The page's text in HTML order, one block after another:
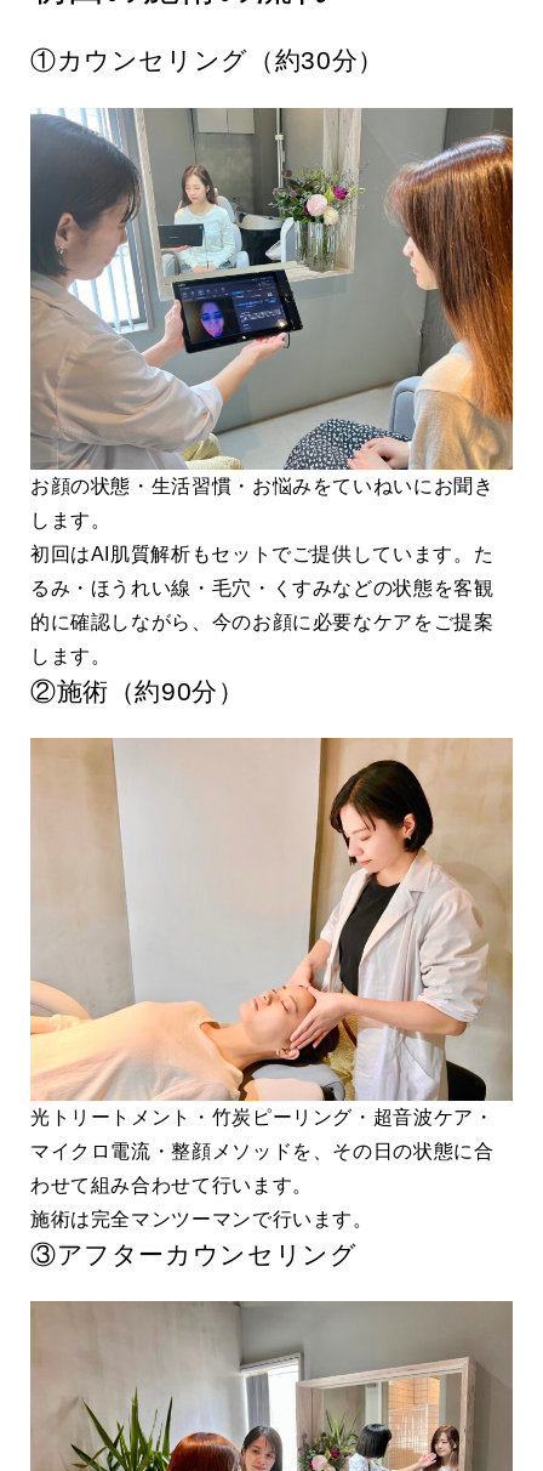
①カウンセリング（約30分）
お顔の状態・生活習慣・お悩みをていねいにお聞き
します。
初回はAI肌質解析もセットでご提供しています。た
るみ・ほうれい線・毛穴・くすみなどの状態を客観
的に確認しながら、今のお顔に必要なケアをご提案
します。
②施術（約90分）
光トリートメント・竹炭ピーリング・超音波ケア・
マイクロ電流・整顔メソッドを、その日の状態に合
わせて組み合わせて行います。
施術は完全マンツーマンで行います。
③アフターカウンセリング